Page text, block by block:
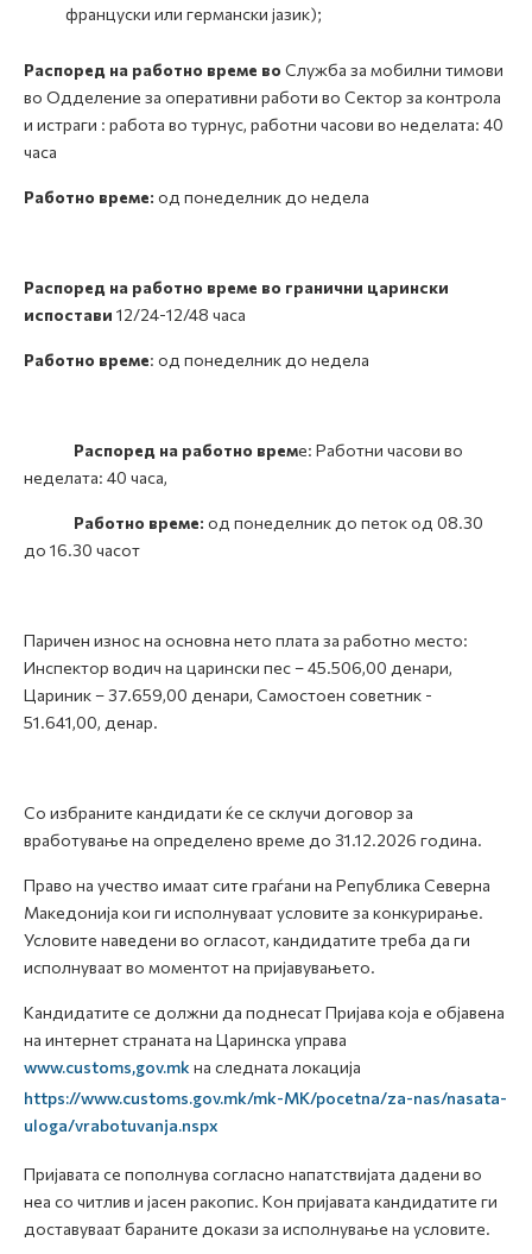
француски или германски јазик);
Распоред на работно време во Служба за мобилни тимови
во Одделение за оперативни работи во Сектор за контрола
и истраги : работа во турнус, работни часови во неделата: 40
часа
Работно време: од понеделник до недела
Распоред на работно време во гранични царински
испостави 12/24-12/48 часа
Работно време: од понеделник до недела
Распоред на работно време: Работни часови во
неделата: 40 часа,
Работно време: од понеделник до петок од 08.30
до 16.30 часот
Паричен износ на основна нето плата за работно место:
Инспектор водич на царински пес – 45.506,00 денари,
Цариник – 37.659,00 денари, Самостоен советник -
51.641,00, денар.
Со избраните кандидати ќе се склучи договор за
вработување на определено време до 31.12.2026 година.
Право на учество имаат сите граѓани на Република Северна
Македонија кои ги исполнуваат условите за конкурирање.
Условите наведени во огласот, кандидатите треба да ги
исполнуваат во моментот на пријавувањето.
Кандидатите се должни да поднесат Пријава која е објавена
на интернет страната на Царинска управа
www.customs,gov.mk на следната локација
https://www.customs.gov.mk/mk-MK/pocetna/za-nas/nasata-
uloga/vrabotuvanja.nspx
Пријавата се пополнува согласно напатствијата дадени во
неа со читлив и јасен ракопис. Кон пријавата кандидатите ги
доставуваат бараните докази за исполнување на условите.